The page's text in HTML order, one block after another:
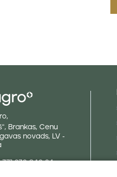
Brankas, Cenu
novads, LV -
630 840 24